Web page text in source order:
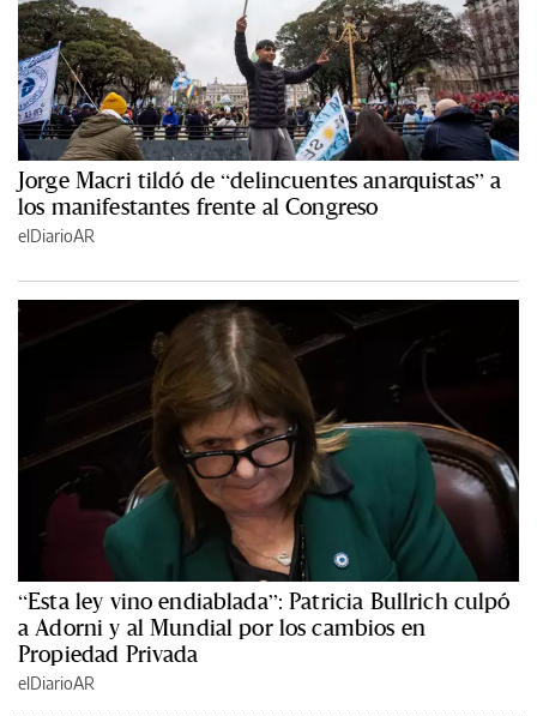
Jorge Macri tildó de “delincuentes anarquistas” a
los manifestantes frente al Congreso
elDiarioAR
“Esta ley vino endiablada”: Patricia Bullrich culpó
a Adorni y al Mundial por los cambios en
Propiedad Privada
elDiarioAR